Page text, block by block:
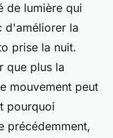
de lumière qui
d'améliorer la
prise la nuit.
que plus la
mouvement peut
pourquoi
précédemment,